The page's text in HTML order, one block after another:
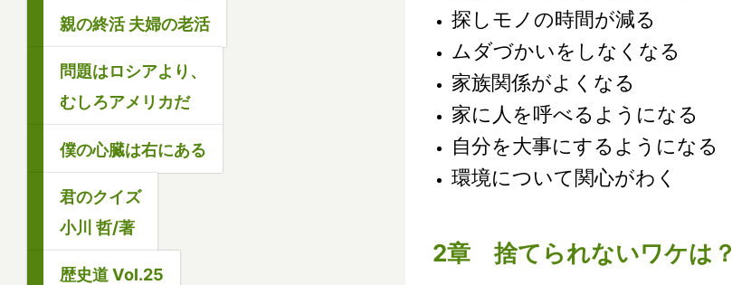
探しモノの時間が減る
ムダづかいをしなくなる
家族関係がよくなる
家に人を呼べるようになる
自分を大事にするようになる
環境について関心がわく
2章 捨てられないワケは？
親の終活 夫婦の老活
問題はロシアより、
むしろアメリカだ
僕の心臓は右にある
君のクイズ
小川 哲/著
歴史道 Vol.25